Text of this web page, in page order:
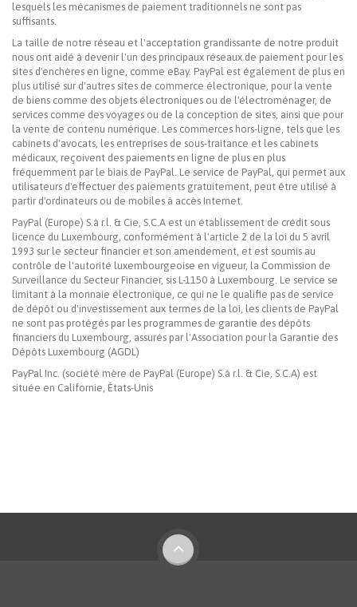
lesquels les mécanismes de paiement traditionnels ne sont pas
suffisants.
La taille de notre réseau et l'acceptation grandissante de notre produit
nous ont aidé à devenir l'un des principaux réseaux de paiement pour les
sites d'enchères en ligne, comme eBay. PayPal est également de plus en
plus utilisé sur d'autres sites de commerce électronique, pour la vente
de biens comme des objets électroniques ou de l'électroménager, de
services comme des voyages ou de la conception de sites, ainsi que pour
la vente de contenu numérique. Les commerces hors-ligne, tels que les
cabinets d'avocats, les entreprises de sous-traitance et les cabinets
médicaux, reçoivent des paiements en ligne de plus en plus
fréquemment par le biais de PayPal. Le service de PayPal, qui permet aux
utilisateurs d'effectuer des paiements gratuitement, peut être utilisé à
partir d'ordinateurs ou de mobiles à accès Internet.
PayPal (Europe) S.à r.l. & Cie, S.C.A est un établissement de crédit sous
licence du Luxembourg, conformément à l'article 2 de la loi du 5 avril
1993 sur le secteur financier et son amendement, et est soumis au
contrôle de l'autorité luxembourgeoise en vigueur, la Commission de
Surveillance du Secteur Financier, sis L-1150 à Luxembourg. Le service se
limitant à la monnaie électronique, ce qui ne le qualifie pas de service
de dépôt ou d'investissement aux termes de la loi, les clients de PayPal
ne sont pas protégés par les programmes de garantie des dépôts
financiers du Luxembourg, assurés par l'Association pour la Garantie des
Dépôts Luxembourg (AGDL)
PayPal Inc. (société mère de PayPal (Europe) S.à r.l. & Cie, S.C.A) est
située en Californie, États-Unis